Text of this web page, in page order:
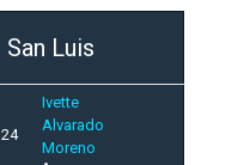
San Luis
24
Ivette
Alvarado
Moreno